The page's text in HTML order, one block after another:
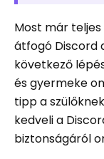
Most már
átfogó Discord
következő
és gyermeke
tipp a szülőknek
kedveli a
biztonságáról